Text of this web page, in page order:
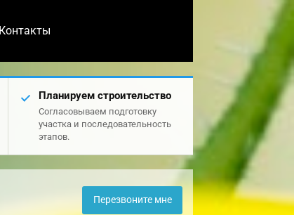
Контакты
Планируем строительство
Согласовываем подготовку
участка и последовательность
этапов.
Перезвоните мне